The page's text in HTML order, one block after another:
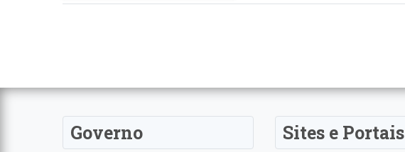
Governo Sites e Portais